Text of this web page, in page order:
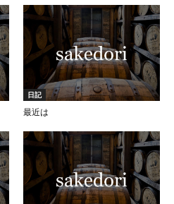
日記
最近は